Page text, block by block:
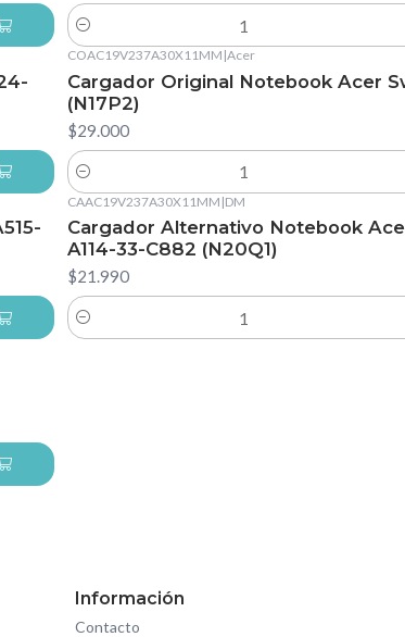
Cantidad
COAC19V237A30X11MM |Acer
Cargador Original Notebook Acer
(N17P2)
$29.000
Cantidad
CAAC19V237A30X11MM |DM
Cargador Alternativo Notebook
A114-33-C882 (N20Q1)
$21.990
Cantidad
Información
Contacto